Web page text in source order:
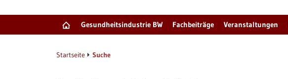
Gesundheitsindustrie BW Fachbeiträge Veranstaltungen
Startseite Suche